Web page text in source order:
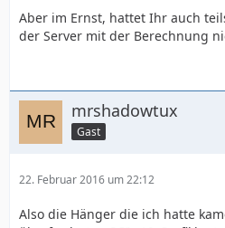
Aber im Ernst, hattet Ihr auch
der Server mit der Berechnung
mrshadowtux
Gast
22. Februar 2016 um 22:12
Also die Hänger die ich hatte